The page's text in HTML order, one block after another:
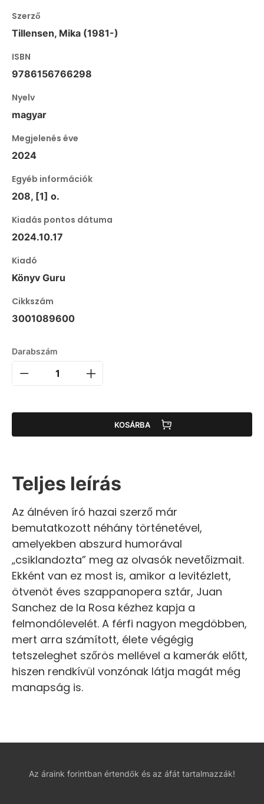
Szerző
Tillensen, Mika (1981-)
ISBN
9786156766298
Nyelv
magyar
Megjelenés éve
2024
Egyéb információk
208, [1] o.
Kiadás pontos dátuma
2024.10.17
Kiadó
Könyv Guru
Cikkszám
3001089600
Darabszám
KOSÁRBA
Teljes leírás
Az álnéven író hazai szerző már
bemutatkozott néhány történetével,
amelyekben abszurd humorával
„csiklandozta” meg az olvasók nevetőizmait.
Ekként van ez most is, amikor a levitézlett,
ötvenöt éves szappanopera sztár, Juan
Sanchez de la Rosa kézhez kapja a
felmondólevelét. A férfi nagyon megdöbben,
mert arra számított, élete végégig
tetszeleghet szőrös mellével a kamerák előtt,
hiszen rendkívül vonzónak látja magát még
manapság is.
Az áraink forintban értendők és az áfát tartalmazzák!